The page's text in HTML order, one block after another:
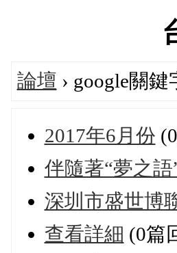
論壇 › google關鍵
2017年6月份
伴隨著“夢之
深圳市盛世博
查看詳細 (0篇